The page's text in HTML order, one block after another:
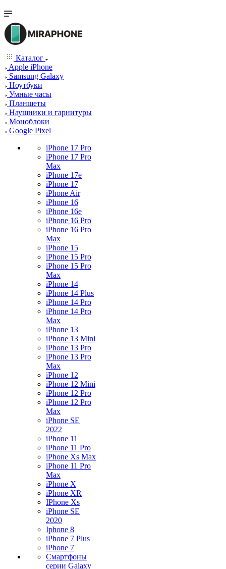
Каталог
Apple iPhone
Samsung Galaxy
Ноутбуки
Умные часы
Планшеты
Наушники и гарнитуры
Моноблоки
Google Pixel
iPhone 17 Pro
iPhone 17 Pro
Max
iPhone 17e
iPhone 17
iPhone Air
iPhone 16
iPhone 16e
iPhone 16 Pro
iPhone 16 Pro
Max
iPhone 15
iPhone 15 Pro
iPhone 15 Pro
Max
iPhone 14
iPhone 14 Plus
iPhone 14 Pro
iPhone 14 Pro
Max
iPhone 13
iPhone 13 Mini
iPhone 13 Pro
iPhone 13 Pro
Max
iPhone 12
iPhone 12 Mini
iPhone 12 Pro
iPhone 12 Pro
Max
iPhone SE
2022
iPhone 11
iPhone 11 Pro
iPhone Xs Max
iPhone 11 Pro
Max
iPhone X
iPhone XR
IPhone Xs
iPhone SE
2020
Iphone 8
iPhone 7 Plus
iPhone 7
Смартфоны
серии Galaxy